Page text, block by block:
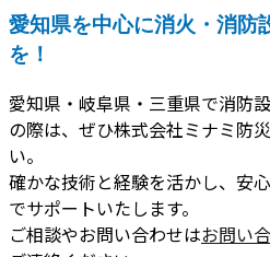
愛知県を中心に消火・消防
を！
愛知県・岐阜県・三重県で消防
の際は、ぜひ株式会社ミナミ防
い。
確かな技術と経験を活かし、安
でサポートいたします。
ご相談やお問い合わせはお問い